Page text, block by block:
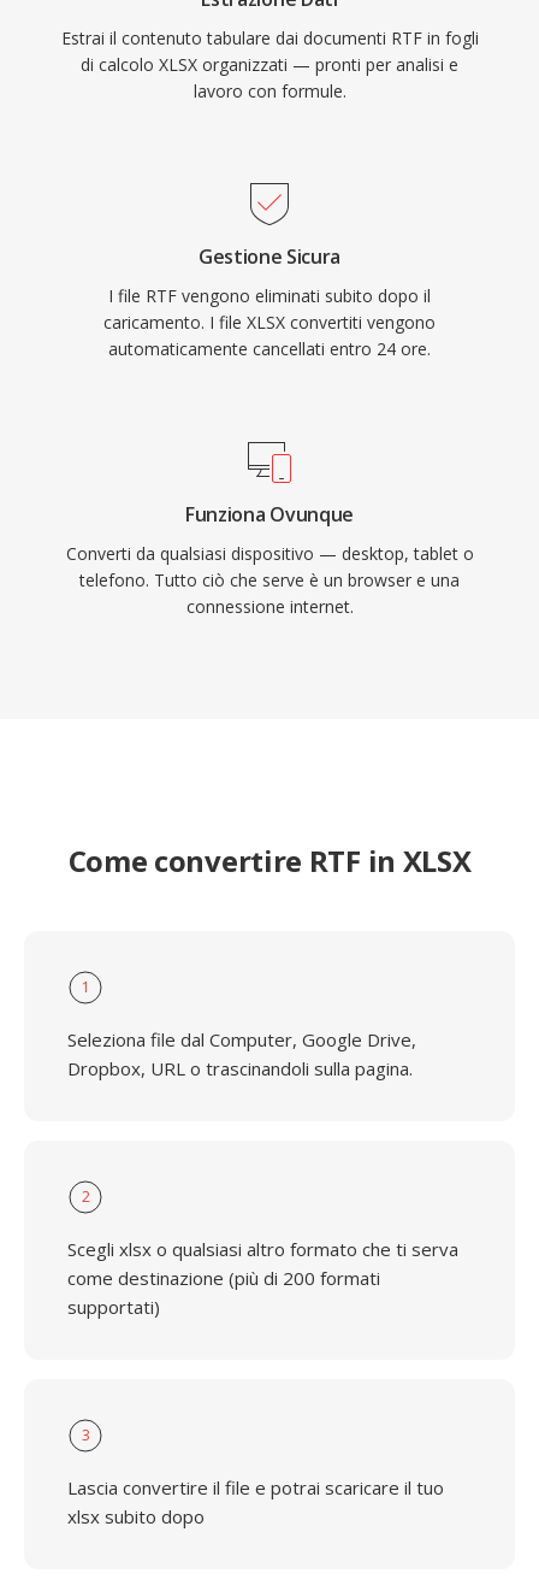
Estrai il contenuto tabulare dai documenti RTF in fogli
di calcolo XLSX organizzati — pronti per analisi e
lavoro con formule.
Gestione Sicura
I file RTF vengono eliminati subito dopo il
caricamento. I file XLSX convertiti vengono
automaticamente cancellati entro 24 ore.
Funziona Ovunque
Converti da qualsiasi dispositivo — desktop, tablet o
telefono. Tutto ciò che serve è un browser e una
connessione internet.
Come convertire RTF in XLSX
1
Seleziona file dal Computer, Google Drive,
Dropbox, URL o trascinandoli sulla pagina.
2
Scegli xlsx o qualsiasi altro formato che ti serva
come destinazione (più di 200 formati
supportati)
3
Lascia convertire il file e potrai scaricare il tuo
xlsx subito dopo